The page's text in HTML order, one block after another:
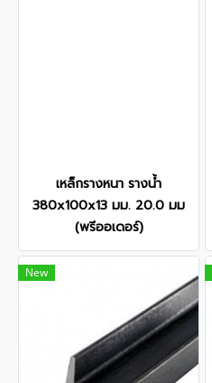
เหล็กรางหนา รางน้ำ
380x100x13 มม. 20.0 มม
(พรีออเดอร์)
New